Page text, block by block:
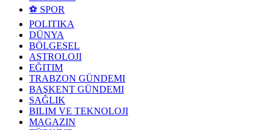
⚽ SPOR
POLITIKA
DÜNYA
BÖLGESEL
ASTROLOJI
EĞITIM
TRABZON GÜNDEMI
BAŞKENT GÜNDEMI
SAĞLIK
BILIM VE TEKNOLOJI
MAGAZIN